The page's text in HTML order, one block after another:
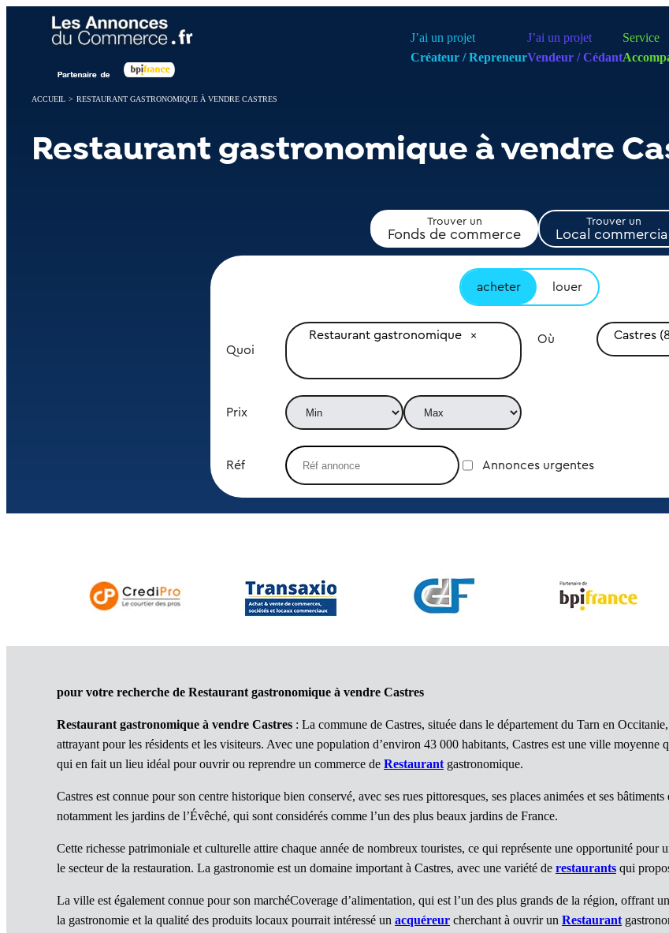
J’ai un projet
Créateur / Repreneur
J’ai un projet
Vendeur / Cédant
Service
ACCUEIL > RESTAURANT GASTRONOMIQUE À VENDRE CASTRES
Restaurant gastronomique à vendre
Trouver un
Fonds de commerce
Trouver un
Local commercial
acheter louer
Quoi
Restaurant gastronomique Où Castres
Prix
Réf Annonces urgentes
pour votre recherche de Restaurant gastronomique à vendre Castres
Restaurant gastronomique à vendre Castres : La commune de Castres, située dans le département du Tarn en
attrayant pour les résidents et les visiteurs. Avec une population d’environ 43 000 habitants, Castres est une ville
qui en fait un lieu idéal pour ouvrir ou reprendre un commerce de Restaurant gastronomique.
Castres est connue pour son centre historique bien conservé, avec ses rues pittoresques, ses places animées et ses
notamment les jardins de l’Évêché, qui sont considérés comme l’un des plus beaux jardins de France.
Cette richesse patrimoniale et culturelle attire chaque année de nombreux touristes, ce qui représente une opportunité pour
le secteur de la restauration. La gastronomie est un domaine important à Castres, avec une variété de restaurants qui
La ville est également connue pour son marchéCoverage d’alimentation, qui est l’un des plus grands de la région, offrant
la gastronomie et la qualité des produits locaux pourrait intéressé un acquéreur cherchant à ouvrir un Restaurant
Panneau de gestion des cookies